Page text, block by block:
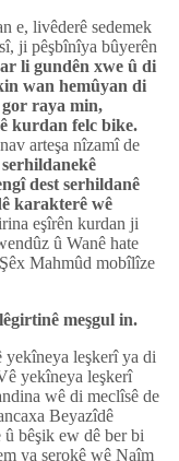
e, livêderê sedemek
ji pêşbînîya bûyerên
li gundên xwe û di
wan hemûyan di
raya min,
kurdan felc bike.
arteşa nîzamî de
dest serhildanê
karakterê wê
eşîrên kurdan ji
û Wanê hate
Mahmûd mobîlîze
meşgul in.
leşkerî ya di
yekîneya leşkerî
wê di meclîsê de
Beyazîdê
bêşik ew dê ber bi
ya serokê wê Naîm